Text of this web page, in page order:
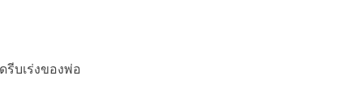
รีบเร่งของพ่อ